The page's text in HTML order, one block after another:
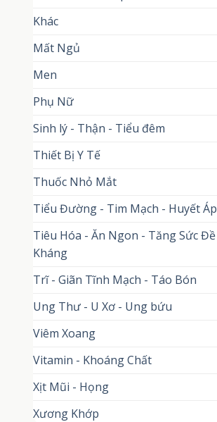
Khác
Mất Ngủ
Men
Phụ Nữ
Sinh lý - Thận - Tiểu đêm
Thiết Bị Y Tế
Thuốc Nhỏ Mắt
Tiểu Đường - Tim Mạch - Huyết Áp
Tiêu Hóa - Ăn Ngon - Tăng Sức Đề
Kháng
Trĩ - Giãn Tĩnh Mạch - Táo Bón
Ung Thư - U Xơ - Ung bứu
Viêm Xoang
Vitamin - Khoáng Chất
Xịt Mũi - Họng
Xương Khớp